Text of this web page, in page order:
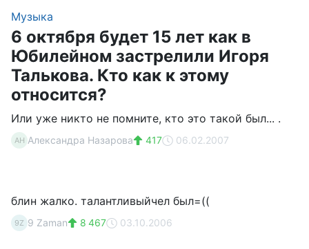
Музыка
6 октября будет 15 лет как в
Юбилейном застрелили Игоря
Талькова. Кто как к этому
относится?
Или уже никто не помните, кто это такой был... .
АН Александра Назарова 417 06.02.2007
блин жалко. талантливыйчел был=((
9Z 9 Zaman 8 467 03.10.2006